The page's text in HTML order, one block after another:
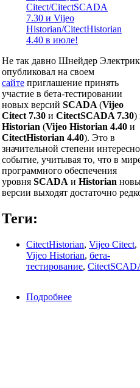
Не так давно Шнейдер Электрик
опубликовал на своем
сайте приглашение принять
участие в бета-тестировании
новых версий SCADA (Vijeo
Citect 7.30 и CitectSCADA 7.30)
Historian (Vijeo Historian 4.40 и
CitectHistorian 4.40). Это в
значительной степени
событие, учитывая то, что в
программного обеспечения
уровня SCADA и Historian
версии выходят достаточно
Теги:
CitectHistorian, Vijeo Citect,
Vijeo Historian, бета-
тестирование,
Подробнее